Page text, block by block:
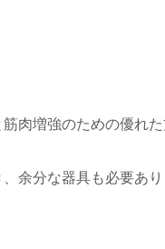
肉増強のための優れた
余分な器具も必要あ